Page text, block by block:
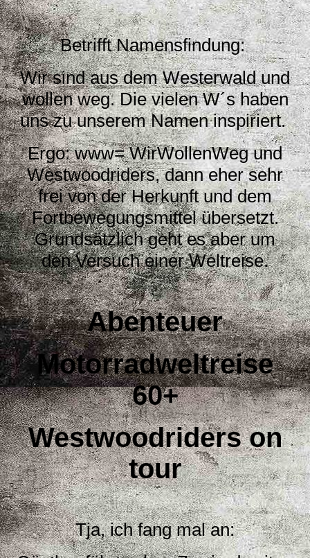
Betrifft Namensfindung:
Wir sind aus dem Westerwald und
wollen weg. Die vielen W´s haben
uns zu unserem Namen inspiriert.
Ergo: www= WirWollenWeg und
Westwoodriders, dann eher sehr
frei von der Herkunft und dem
Fortbewegungsmittel übersetzt.
Grundsätzlich geht es aber um
denVersuch einer Weltreise.
Abenteuer
Motorradweltreise
60+
Westwoodriders on
tour
Tja, ich fang mal an: